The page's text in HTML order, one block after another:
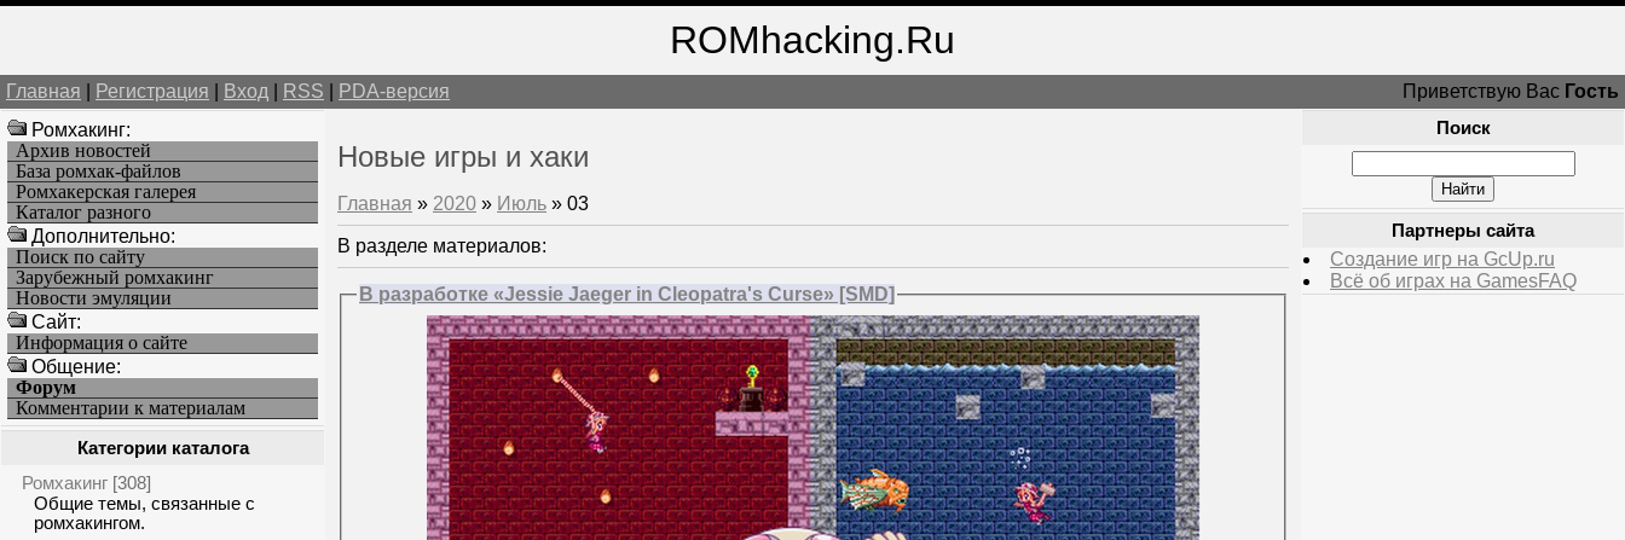
ROMhacking.Ru
Главная Регистрация Вход RSS PDA-версия Приветствую Вас Гость
Ромхакинг:
Архив новостей
База ромхак-файлов
Ромхакерская галерея
Каталог разного
Дополнительно:
Поиск по сайту
Зарубежный ромхакинг
Новости эмуляции
Cайт:
Информация о сайте
Общение:
Форум
Комментарии к материалам
Категории каталога
Ромхакинг [308]
Общие темы, связанные с
ромхакингом.
Новые игры и хаки
Главная » 2020 » Июль » 03
В разделе материалов:
В разработке «Jessie Jaeger in Cleopatra's Curse» [SMD]
Поиск
Партнеры сайта
Создание игр на GcUp.ru
Всё об играх на GamesFAQ